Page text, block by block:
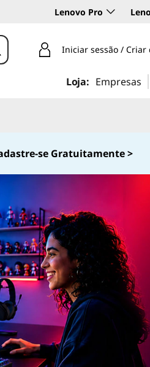
Lenovo Pro
Iniciar sessão / Criar
Loja: Empresas
6861 (Opção 2)